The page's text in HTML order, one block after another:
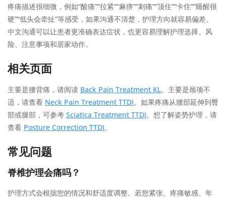
疼痛描述很细微，例如“酸痛”“拉紧”“麻痹”“刺痛”“顶住”“卡住”“睡醒很
硬”“低头会牵扯”等感受，如果沟通不清楚，护理方向就容易偏差。
中文沟通可以让患者更准确表达症状，也更容易理解护理选择、风
险、注意事项和居家动作。
相关页面
主要是腰背痛，请阅读 Back Pain Treatment KL。主要是颈项不
适，请查看 Neck Pain Treatment TTDI。如果疼痛从腰部延伸到臀
部或腿部，可参考 Sciatica Treatment TTDI。想了解姿势护理，请
查看 Posture Correction TTDI。
常见问题
脊椎护理会痛吗？
护理方式会根据您的情况和舒适度调整。若您紧张、疼痛敏感、年